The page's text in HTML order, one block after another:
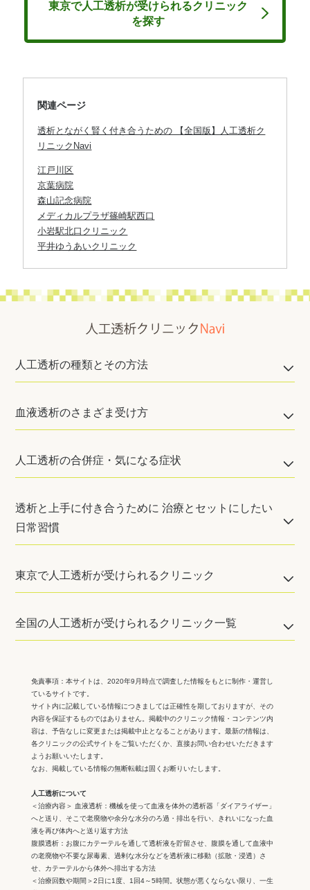
東京で人工透析が受けられるクリニック
を探す
関連ページ
透析とながく賢く付き合うための 【全国版】人工透析ク
リニックNavi
江戸川区
京葉病院
森山記念病院
メディカルプラザ篠崎駅西口
小岩駅北口クリニック
平井ゆうあいクリニック
人工透析の種類とその方法
血液透析のさまざま受け方
人工透析の合併症・気になる症状
透析と上手に付き合うために 治療とセットにしたい
日常習慣
東京で人工透析が受けられるクリニック
全国の人工透析が受けられるクリニック一覧
免責事項： 本サイトは、2020年9月時点で調査した情報をもとに制作・運営し
ているサイトです。
サイト内に記載している情報につきましては正確性を期しておりますが、その
内容を保証するものではありません。掲載中のクリニック情報・コンテンツ内
容は、予告なしに変更または掲載中止となることがあります。最新の情報は、
各クリニックの公式サイトをご覧いただくか、直接お問い合わせいただきます
ようお願いいたします。
なお、掲載している情報の無断転載は固くお断りいたします。
人工透析について
＜治療内容＞ 血液透析：機械を使って血液を体外の透析器「ダイアライザー」
へと送り、そこで老廃物や余分な水分のろ過・排出を行い、きれいになった血
液を再び体内へと送り返す方法
腹膜透析：お腹にカテーテルを通して透析液を貯留させ、腹膜を通して血液中
の老廃物や不要な尿毒素、過剰な水分などを透析液に移動（拡散・浸透）さ
せ、カテーテルから体外へ排出する方法
＜治療回数や期間＞2日に1度、1回4～5時間。状態が悪くならない限り、一生